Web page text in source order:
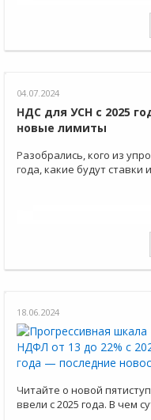
04.07.2024
НДС для УСН с 2025
новые лимиты
Разобрались, кого из
года, какие будут ставки
18.06.2024
Читайте о новой
ввели с 2025 года. В чем